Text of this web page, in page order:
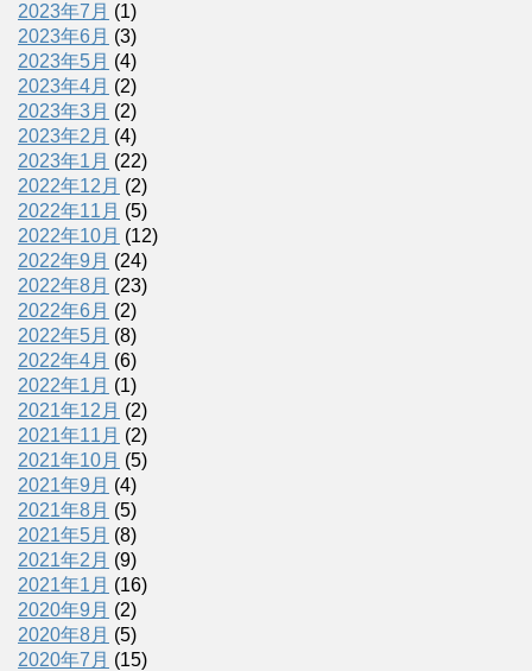
2023年7月 (1)
2023年6月 (3)
2023年5月 (4)
2023年4月 (2)
2023年3月 (2)
2023年2月 (4)
2023年1月 (22)
2022年12月 (2)
2022年11月 (5)
2022年10月 (12)
2022年9月 (24)
2022年8月 (23)
2022年6月 (2)
2022年5月 (8)
2022年4月 (6)
2022年1月 (1)
2021年12月 (2)
2021年11月 (2)
2021年10月 (5)
2021年9月 (4)
2021年8月 (5)
2021年5月 (8)
2021年2月 (9)
2021年1月 (16)
2020年9月 (2)
2020年8月 (5)
2020年7月 (15)